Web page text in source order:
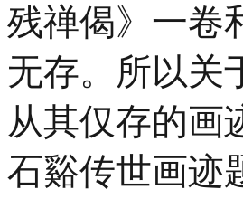
残禅偈》一卷
无存。所以关
从其仅存的画
石谿传世画迹